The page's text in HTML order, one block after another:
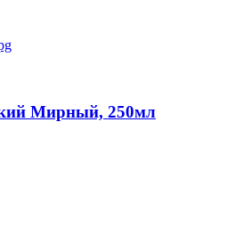
Мирный, 250мл